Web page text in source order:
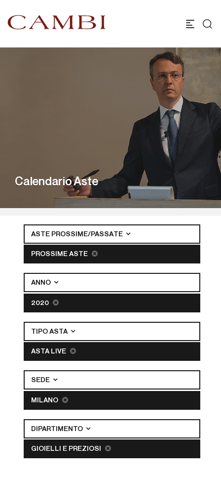
Calendario Aste
ASTE PROSSIME/PASSATE
PROSSIME ASTE
ANNO
2020
TIPO ASTA
ASTA LIVE
SEDE
MILANO
DIPARTIMENTO
GIOIELLI E PREZIOSI